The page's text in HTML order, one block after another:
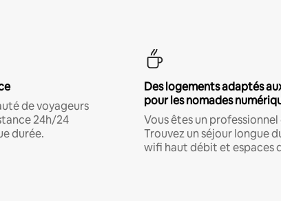
de voyageurs
24h/24
durée.
Des logements adaptés
pour les nomades
Vous êtes un
Trouvez un séjour longue
wifi haut débit et espaces